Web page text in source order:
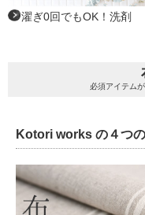
濯ぎ0回でもOK！洗剤
必須アイテム
Kotori works の４つ